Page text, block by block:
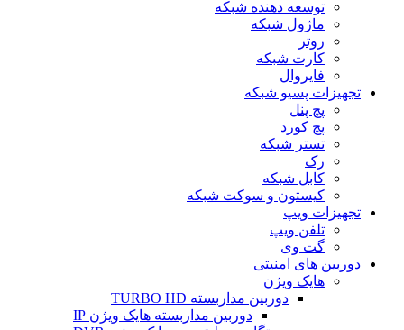
توسعه دهنده شبکه
ماژول شبکه
روتر
کارت شبکه
فایروال
تجهیزات پسیو شبکه
پچ پنل
پچ کورد
تستر شبکه
رک
کابل شبکه
کیستون و سوکت شبکه
تجهیزات ویپ
تلفن ویپ
گت وی
دوربین های امنیتی
هایک ویژن
دوربین مداربسته TURBO HD
دوربین مداربسته هایک ویژن IP